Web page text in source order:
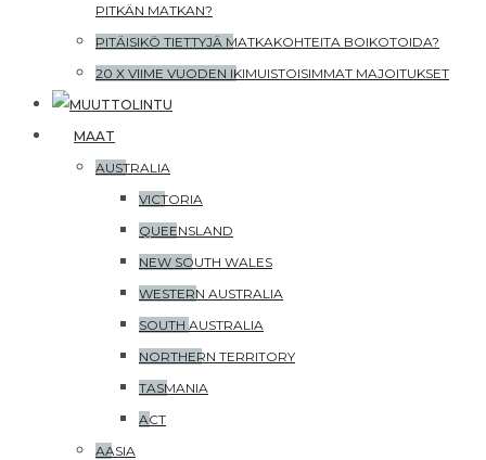
PITKÄN MATKAN?
PITÄISIKÖ TIETTYJÄ MATKAKOHTEITA BOIKOTOIDA?
20 X VIIME VUODEN IKIMUISTOISIMMAT MAJOITUKSET
MAAT
AUSTRALIA
VICTORIA
QUEENSLAND
NEW SOUTH WALES
WESTERN AUSTRALIA
SOUTH AUSTRALIA
NORTHERN TERRITORY
TASMANIA
ACT
AASIA